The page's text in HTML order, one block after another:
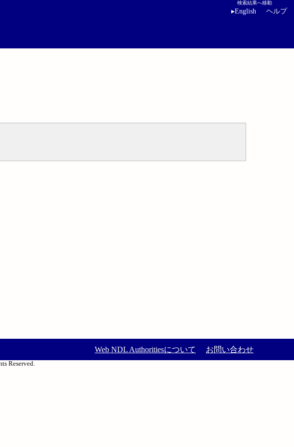
検索結果へ移動
▸English ヘルプ
Web NDL Authoritiesについて お問い合わせ
Reserved.